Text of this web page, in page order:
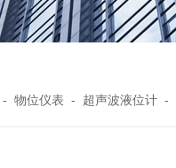
- 物位仪表 - 超声波液位计 -